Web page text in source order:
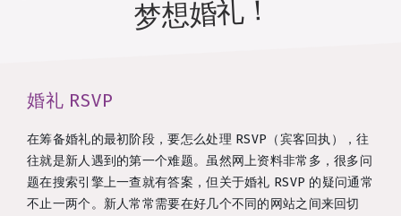
梦想婚礼！
婚礼 RSVP
在筹备婚礼的最初阶段，要怎么处理 RSVP（宾客回执），往
往就是新人遇到的第一个难题。虽然网上资料非常多，很多问
题在搜索引擎上一查就有答案，但关于婚礼 RSVP 的疑问通常
不止一两个。新人常常需要在好几个不同的网站之间来回切